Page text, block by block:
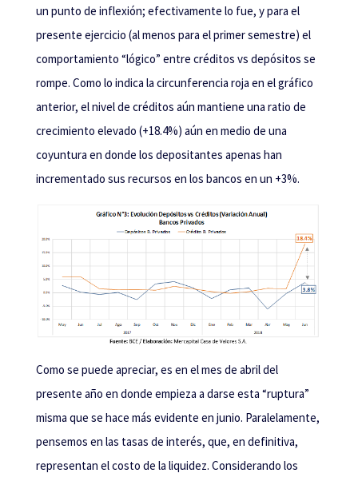
un punto de inflexión; efectivamente lo fue, y para el
presente ejercicio (al menos para el primer semestre) el
comportamiento “lógico” entre créditos vs depósitos se
rompe. Como lo indica la circunferencia roja en el gráfico
anterior, el nivel de créditos aún mantiene una ratio de
crecimiento elevado (+18.4%) aún en medio de una
coyuntura en donde los depositantes apenas han
incrementado sus recursos en los bancos en un +3%.
Como se puede apreciar, es en el mes de abril del
presente año en donde empieza a darse esta “ruptura”
misma que se hace más evidente en junio. Paralelamente,
pensemos en las tasas de interés, que, en definitiva,
representan el costo de la liquidez. Considerando los